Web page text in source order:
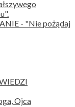
- "Nie pożądaj
Ojca